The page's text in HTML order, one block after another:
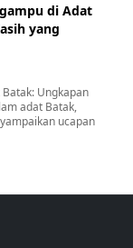
di Adat
yang
Ungkapan
adat Batak,
ucapan